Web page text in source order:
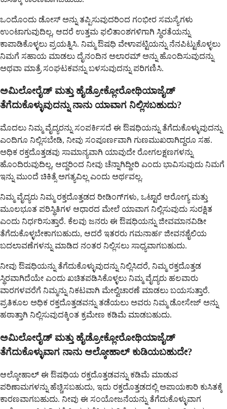
ಒಂದೊಂದು ಡೋಸ್ ಅನ್ನು ತಪ್ಪಿಸುವುದರಿಂದ ಗಂಭೀರ ಸಮಸ್ಯೆಗಳು
ಉಂಟಾಗುವುದಿಲ್ಲ, ಆದರೆ ಉತ್ತಮ ಫಲಿತಾಂಶಗಳಿಗಾಗಿ ಸ್ಥಿರತೆಯನ್ನು
ಕಾಪಾಡಿಕೊಳ್ಳಲು ಪ್ರಯತ್ನಿಸಿ. ನಿಮ್ಮ ಔಷಧಿ ವೇಳಾಪಟ್ಟಿಯನ್ನು ನೆನಪಿಟ್ಟುಕೊಳ್ಳಲು
ನಿಮಗೆ ಸಹಾಯ ಮಾಡಲು ದೈನಂದಿನ ಅಲಾರಮ್ ಅನ್ನು ಹೊಂದಿಸುವುದನ್ನು
ಅಥವಾ ಮಾತ್ರೆ ಸಂಘಟಕವನ್ನು ಬಳಸುವುದನ್ನು ಪರಿಗಣಿಸಿ.
ಅಮಿಲೋರೈಡ್ ಮತ್ತು ಹೈಡ್ರೋಕ್ಲೋರೋಥಿಯಾಜೈಡ್
ತೆಗೆದುಕೊಳ್ಳುವುದನ್ನು ನಾನು ಯಾವಾಗ ನಿಲ್ಲಿಸಬಹುದು?
ಮೊದಲು ನಿಮ್ಮ ವೈದ್ಯರನ್ನು ಸಂಪರ್ಕಿಸದೆ ಈ ಔಷಧಿಯನ್ನು ತೆಗೆದುಕೊಳ್ಳುವುದನ್ನು
ಎಂದಿಗೂ ನಿಲ್ಲಿಸಬೇಡಿ, ನೀವು ಸಂಪೂರ್ಣವಾಗಿ ಗುಣಮುಖರಾಗಿದ್ದರೂ ಸಹ.
ಅಧಿಕ ರಕ್ತದೊತ್ತಡವು ಸಾಮಾನ್ಯವಾಗಿ ಯಾವುದೇ ರೋಗಲಕ್ಷಣಗಳನ್ನು
ಹೊಂದಿರುವುದಿಲ್ಲ, ಆದ್ದರಿಂದ ನೀವು ಚೆನ್ನಾಗಿದ್ದೀರಿ ಎಂದು ಭಾವಿಸುವುದು ನಿಮಗೆ
ಇನ್ನು ಮುಂದೆ ಚಿಕಿತ್ಸೆ ಅಗತ್ಯವಿಲ್ಲ ಎಂದು ಅರ್ಥವಲ್ಲ.
ನಿಮ್ಮ ವೈದ್ಯರು ನಿಮ್ಮ ರಕ್ತದೊತ್ತಡದ ರೀಡಿಂಗ್‌ಗಳು, ಒಟ್ಟಾರೆ ಆರೋಗ್ಯ ಮತ್ತು
ಮೂಲಭೂತ ಪರಿಸ್ಥಿತಿಗಳ ಆಧಾರದ ಮೇಲೆ ಯಾವಾಗ ನಿಲ್ಲಿಸುವುದು ಸುರಕ್ಷಿತ
ಎಂದು ನಿರ್ಧರಿಸುತ್ತಾರೆ. ಕೆಲವು ಜನರು ಈ ಔಷಧಿಯನ್ನು ಜೀವಮಾನವಿಡೀ
ತೆಗೆದುಕೊಳ್ಳಬೇಕಾಗಬಹುದು, ಆದರೆ ಇತರರು ಗಮನಾರ್ಹ ಜೀವನಶೈಲಿಯ
ಬದಲಾವಣೆಗಳನ್ನು ಮಾಡಿದ ನಂತರ ನಿಲ್ಲಿಸಲು ಸಾಧ್ಯವಾಗಬಹುದು.
ನೀವು ಔಷಧಿಯನ್ನು ತೆಗೆದುಕೊಳ್ಳುವುದನ್ನು ನಿಲ್ಲಿಸಿದರೆ, ನಿಮ್ಮ ರಕ್ತದೊತ್ತಡ
ಸ್ಥಿರವಾಗಿದೆಯೇ ಎಂದು ಖಚಿತಪಡಿಸಿಕೊಳ್ಳಲು ನಿಮ್ಮ ವೈದ್ಯರು ಹಲವಾರು
ವಾರಗಳವರೆಗೆ ನಿಮ್ಮನ್ನು ನಿಕಟವಾಗಿ ಮೇಲ್ವಿಚಾರಣೆ ಮಾಡಲು ಬಯಸುತ್ತಾರೆ.
ಪ್ರತಿಕೂಲ ಅಧಿಕ ರಕ್ತದೊತ್ತಡವನ್ನು ತಡೆಯಲು ಅವರು ನಿಮ್ಮ ಡೋಸೇಜ್ ಅನ್ನು
ಹಠಾತ್ತಾಗಿ ನಿಲ್ಲಿಸುವುದಕ್ಕಿಂತ ಕ್ರಮೇಣ ಕಡಿಮೆ ಮಾಡಬಹುದು.
ಅಮಿಲೋರೈಡ್ ಮತ್ತು ಹೈಡ್ರೋಕ್ಲೋರೋಥಿಯಾಜೈಡ್
ತೆಗೆದುಕೊಳ್ಳುವಾಗ ನಾನು ಆಲ್ಕೋಹಾಲ್ ಕುಡಿಯಬಹುದೇ?
ಆಲ್ಕೋಹಾಲ್ ಈ ಔಷಧಿಯ ರಕ್ತದೊತ್ತಡವನ್ನು ಕಡಿಮೆ ಮಾಡುವ
ಪರಿಣಾಮಗಳನ್ನು ಹೆಚ್ಚಿಸಬಹುದು, ಇದು ರಕ್ತದೊತ್ತಡದಲ್ಲಿ ಅಪಾಯಕಾರಿ ಕುಸಿತಕ್ಕೆ
ಕಾರಣವಾಗಬಹುದು. ನೀವು ಈ ಸಂಯೋಜನೆಯನ್ನು ತೆಗೆದುಕೊಳ್ಳುವಾಗ